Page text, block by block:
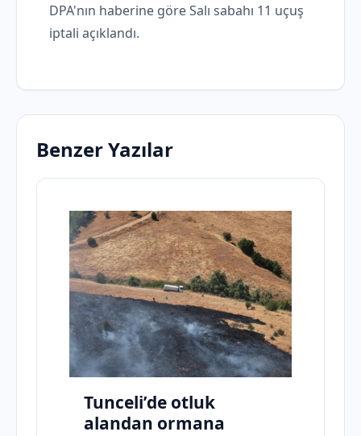
DPA'nın haberine göre Salı sabahı 11 uçuş
iptali açıklandı.
Benzer Yazılar
Tunceli’de otluk
alandan ormana